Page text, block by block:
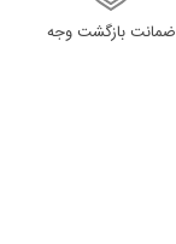
ضمانت بازگشت وجه